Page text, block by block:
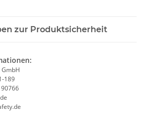
zur Produktsicherheit
GmbH
189